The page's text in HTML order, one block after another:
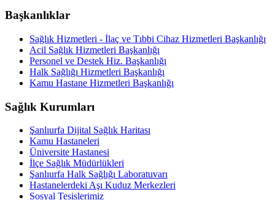
Başkanlıklar
Sağlık Hizmetleri - İlaç ve Tıbbi Cihaz Hizmetleri Başkanlığı
Acil Sağlık Hizmetleri Başkanlığı
Personel ve Destek Hiz. Başkanlığı
Halk Sağlığı Hizmetleri Başkanlığı
Kamu Hastane Hizmetleri Başkanlığı
Sağlık Kurumları
Şanlıurfa Dijital Sağlık Haritası
Kamu Hastaneleri
Üniversite Hastanesi
İlçe Sağlık Müdürlükleri
Şanlıurfa Halk Sağlığı Laboratuvarı
Hastanelerdeki Aşı Kuduz Merkezleri
Sosyal Tesislerimiz